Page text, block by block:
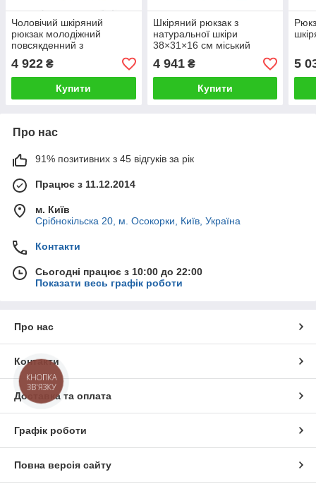
Чоловічий шкіряний
рюкзак молодіжний
повсякденний з
ущільненої спинкою
катана
4 922 ₴
Купити
Шкіряний рюкзак з
натуральної шкіри
38×31×16 см міський
місткий
4 941₴
Купити
5
Про нас
91% позитивних з 45 відгуків за рік
Працює з 11.12.2014
м. Київ
Срібнокільска 20, м. Осокорки, Київ, Україна
Контакти
Сьогодні працює з 10:00 до 22:00
Показати весь графік роботи
Про нас
Контакти
Доставка та оплата
Графік роботи
Повна версія сайту
КНОПКА
ЗВ'ЯЗКУ